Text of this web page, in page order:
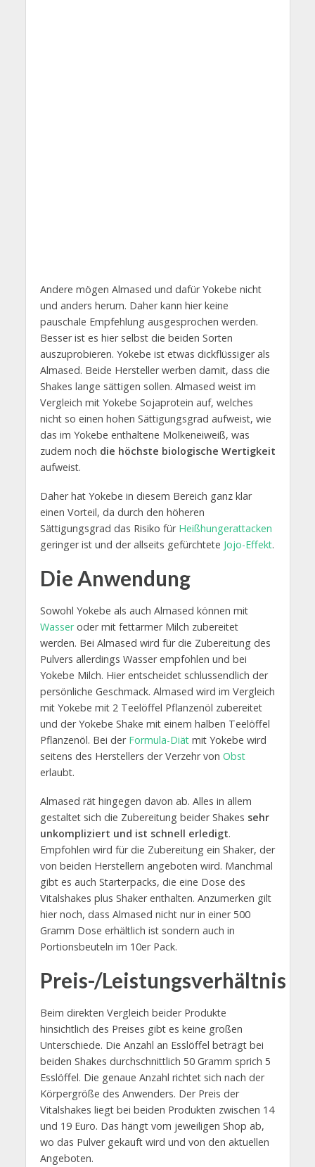
Andere mögen Almased und dafür Yokebe nicht
und anders herum. Daher kann hier keine
pauschale Empfehlung ausgesprochen werden.
Besser ist es hier selbst die beiden Sorten
auszuprobieren. Yokebe ist etwas dickflüssiger als
Almased. Beide Hersteller werben damit, dass die
Shakes lange sättigen sollen. Almased weist im
Vergleich mit Yokebe Sojaprotein auf, welches
nicht so einen hohen Sättigungsgrad aufweist, wie
das im Yokebe enthaltene Molkeneiweiß, was
zudem noch die höchste biologische Wertigkeit
aufweist.
Daher hat Yokebe in diesem Bereich ganz klar
einen Vorteil, da durch den höheren
Sättigungsgrad das Risiko für Heißhungerattacken
geringer ist und der allseits gefürchtete Jojo-Effekt.
Die Anwendung
Sowohl Yokebe als auch Almased können mit
Wasseroder mit fettarmer Milch zubereitet
werden. Bei Almased wird für die Zubereitung des
Pulvers allerdings Wasser empfohlen und bei
Yokebe Milch. Hier entscheidet schlussendlich der
persönliche Geschmack. Almased wird im Vergleich
mit Yokebe mit 2 Teelöffel Pflanzenöl zubereitet
und der Yokebe Shake mit einem halben Teelöffel
Pflanzenöl. Bei der Formula-Diätmit Yokebe wird
seitens des Herstellers der Verzehr von Obst
erlaubt.
Almased rät hingegen davon ab. Alles in allem
gestaltet sich die Zubereitung beider Shakes sehr
unkompliziert und ist schnell erledigt.
Empfohlen wird für die Zubereitung ein Shaker, der
von beiden Herstellern angeboten wird. Manchmal
gibt es auch Starterpacks, die eine Dose des
Vitalshakes plus Shaker enthalten. Anzumerken gilt
hier noch, dass Almased nicht nur in einer 500
Gramm Dose erhältlich ist sondern auch in
Portionsbeuteln im 10er Pack.
Preis-/Leistungsverhältnis
Beim direkten Vergleich beider Produkte
hinsichtlich des Preises gibt es keine großen
Unterschiede. Die Anzahl an Esslöffel beträgt bei
beiden Shakes durchschnittlich 50 Gramm sprich 5
Esslöffel. Die genaue Anzahl richtet sich nach der
Körpergröße des Anwenders. Der Preis der
Vitalshakes liegt bei beiden Produkten zwischen 14
und 19 Euro. Das hängt vom jeweiligen Shop ab,
wo das Pulver gekauft wird und von den aktuellen
Angeboten.